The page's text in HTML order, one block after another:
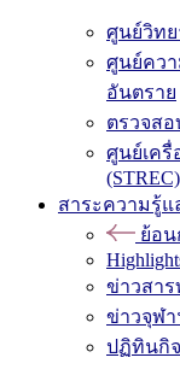
ศูนย์วิท
ศูนย์ควา
อันตราย
ตรวจส
ศูนย์เครื่
(STREC)
สาระความรู้แ
ย้อ
ข่าวสา
ข่าวจุฬา
ปฏิทินกิ